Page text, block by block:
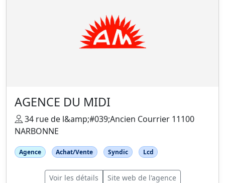
AGENCE DU MIDI
34 rue de l&amp;#039;Ancien Courrier 11100
NARBONNE
Agence Achat/Vente Syndic Lcd
Voir les détails Site web de l'agence